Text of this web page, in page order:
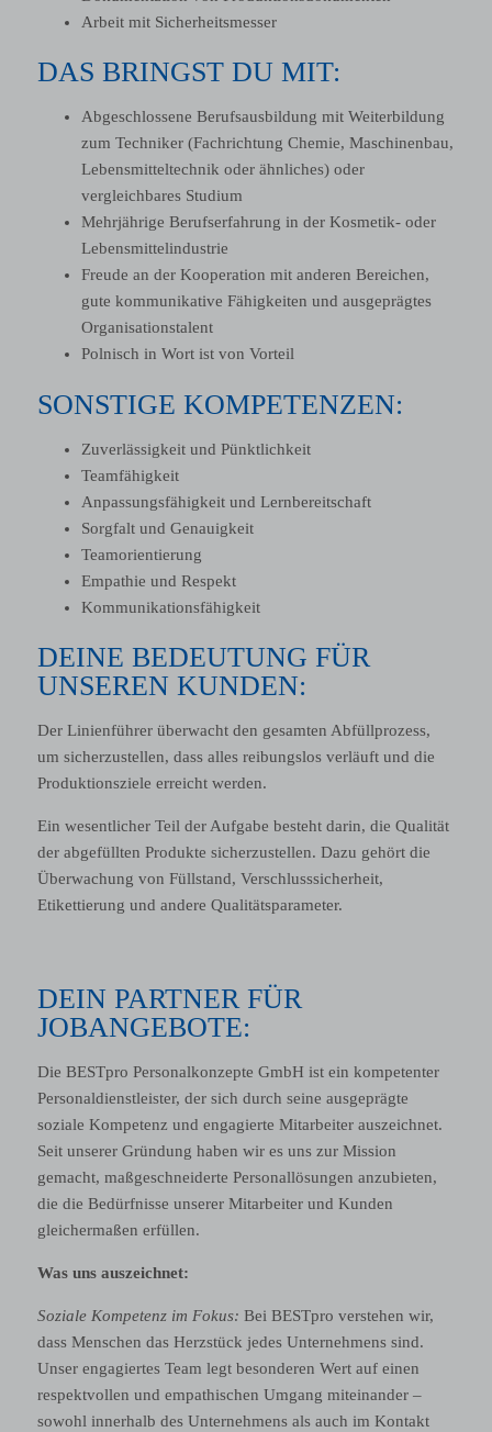
Arbeit mit Sicherheitsmesser
DAS BRINGST DU MIT:
Abgeschlossene Berufsausbildung mit Weiterbildung
zum Techniker (Fachrichtung Chemie, Maschinenbau,
Lebensmitteltechnik oder ähnliches) oder
vergleichbares Studium
Mehrjährige Berufserfahrung in der Kosmetik- oder
Lebensmittelindustrie
Freude an der Kooperation mit anderen Bereichen,
gute kommunikative Fähigkeiten und ausgeprägtes
Organisationstalent
Polnisch in Wort ist von Vorteil
SONSTIGE KOMPETENZEN:
Zuverlässigkeit und Pünktlichkeit
Teamfähigkeit
Anpassungsfähigkeit und Lernbereitschaft
Sorgfalt und Genauigkeit
Teamorientierung
Empathie und Respekt
Kommunikationsfähigkeit
DEINE BEDEUTUNG FÜR
UNSEREN KUNDEN:
Der Linienführer überwacht den gesamten Abfüllprozess,
um sicherzustellen, dass alles reibungslos verläuft und die
Produktionsziele erreicht werden.
Ein wesentlicher Teil der Aufgabe besteht darin, die Qualität
der abgefüllten Produkte sicherzustellen. Dazu gehört die
Überwachung von Füllstand, Verschlusssicherheit,
Etikettierung und andere Qualitätsparameter.
DEIN PARTNER FÜR
JOBANGEBOTE:
Die BESTpro Personalkonzepte GmbH ist ein kompetenter
Personaldienstleister, der sich durch seine ausgeprägte
soziale Kompetenz und engagierte Mitarbeiter auszeichnet.
Seit unserer Gründung haben wir es uns zur Mission
gemacht, maßgeschneiderte Personallösungen anzubieten,
die die Bedürfnisse unserer Mitarbeiter und Kunden
gleichermaßen erfüllen.
Was uns auszeichnet:
Soziale Kompetenz im Fokus: Bei BESTpro verstehen wir,
dass Menschen das Herzstück jedes Unternehmens sind.
Unser engagiertes Team legt besonderen Wert auf einen
respektvollen und empathischen Umgang miteinander –
sowohl innerhalb des Unternehmens als auch im Kontakt